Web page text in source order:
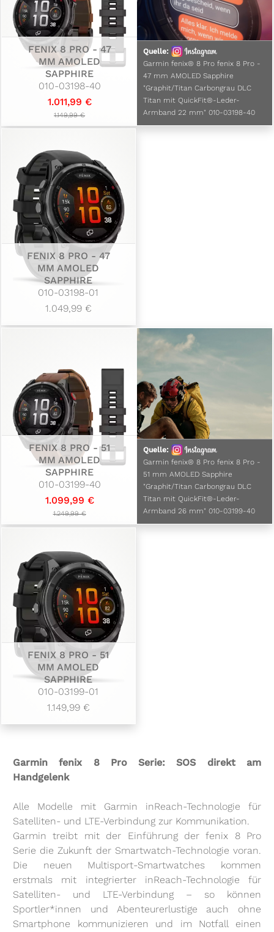
FENIX 8 PRO - 47
MM AMOLED
SAPPHIRE
010-03198-40
1.011,99 €
1.149,99 €
Quelle:
Garmin fenix® 8 Pro fenix 8 Pro -
47 mm AMOLED Sapphire
"Graphit/Titan Carbongrau DLC
Titan mit QuickFit®-Leder-
Armband 22 mm" 010-03198-40
FENIX 8 PRO - 47
MM AMOLED
SAPPHIRE
010-03198-01
1.049,99 €
FENIX 8 PRO - 51
MM AMOLED
SAPPHIRE
010-03199-40
1.099,99 €
1.249,99 €
Quelle:
Garmin fenix® 8 Pro fenix 8 Pro -
51 mm AMOLED Sapphire
"Graphit/Titan Carbongrau DLC
Titan mit QuickFit®-Leder-
Armband 26 mm" 010-03199-40
FENIX 8 PRO - 51
MM AMOLED
SAPPHIRE
010-03199-01
1.149,99 €
Garmin fenix 8 Pro Serie: SOS direkt am
Handgelenk
Alle Modelle mit Garmin inReach-Technologie für
Satelliten- und LTE-Verbindung zur Kommunikation.
Garmin treibt mit der Einführung der fenix 8 Pro
Serie die Zukunft der Smartwatch-Technologie voran.
Die neuen Multisport-Smartwatches kommen
erstmals mit integrierter inReach-Technologie für
Satelliten- und LTE-Verbindung – so können
Sportler*innen und Abenteurerlustige auch ohne
Smartphone kommunizieren und im Notfall einen